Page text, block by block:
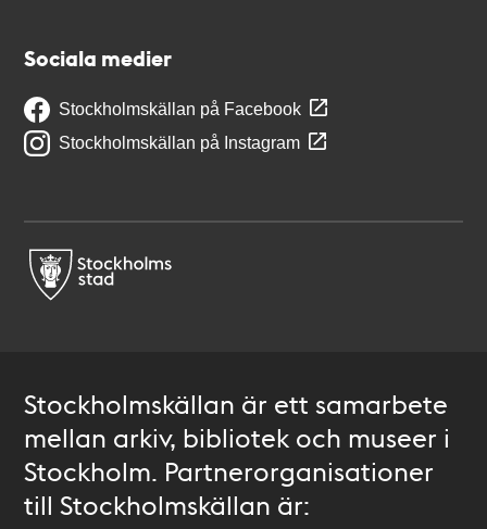
Sociala medier
Stockholmskällan på Facebook
Stockholmskällan på Instagram
Stockholmskällan är ett samarbete
mellan arkiv, bibliotek och museer i
Stockholm. Partnerorganisationer
till Stockholmskällan är: